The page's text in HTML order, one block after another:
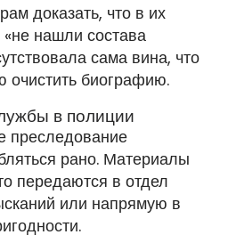
доказать, что в их
нашли состава
сама вина, что
очистить биографию.
в полиции
преследование
рано. Материалы
передаются в отдел
или напрямую в